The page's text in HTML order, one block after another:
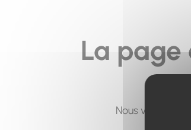
La page
Nous vous